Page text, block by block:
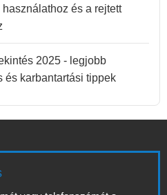
és a rejtett
2025 - legjobb
és karbantartási tippek